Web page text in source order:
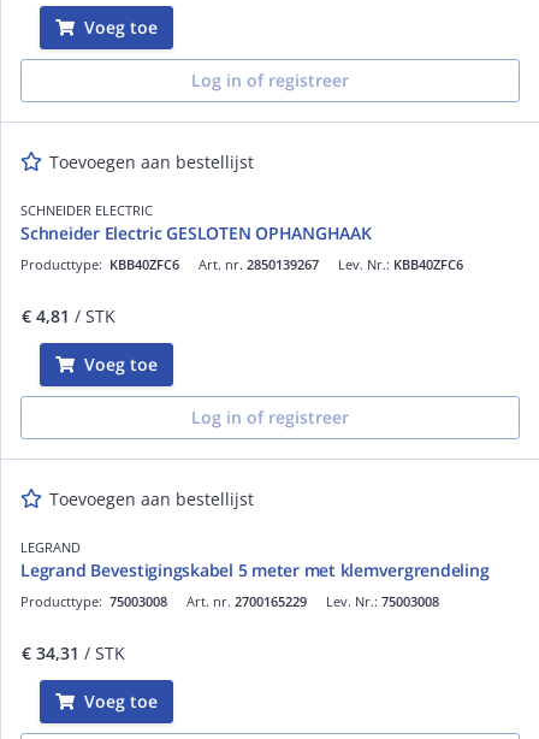
Voeg toe
Log in of registreer
Toevoegen aan bestellijst
SCHNEIDER ELECTRIC
Schneider Electric GESLOTEN OPHANGHAAK
Art. nr. 2850139267
Producttype: KBB40ZFC6 Lev. Nr.: KBB40ZFC6
€ 4,81 / STK
Voeg toe
Log in of registreer
Toevoegen aan bestellijst
LEGRAND
Legrand Bevestigingskabel 5 meter met klemvergrendeling
Art. nr. 2700165229
Producttype: 75003008 Lev. Nr.: 75003008
€ 34,31 / STK
Voeg toe